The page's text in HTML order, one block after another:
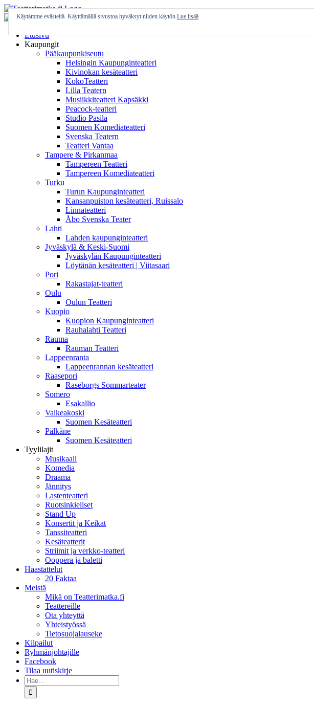
Skip
to
Etusivu
Kaupungit
Pääkaupunkiseutu
Helsingin Kaupunginteatteri
Kivinokan kesäteatteri
KokoTeatteri
Lilla Teatern
Musiikkiteatteri Kapsäkki
Peacock-teatteri
Studio Pasila
Suomen Komediateatteri
Svenska Teatern
Teatteri Vantaa
Tampere & Pirkanmaa
Tampereen Teatteri
Tampereen Komediateatteri
Turku
Turun Kaupunginteatteri
Kansanpuiston kesäteatteri, Ruissalo
Linnateatteri
Åbo Svenska Teater
Lahti
Lahden kaupunginteatteri
Jyväskylä & Keski-Suomi
Jyväskylän Kaupunginteatteri
Löytänän kesäteatteri | Viitasaari
Pori
Rakastajat-teatteri
Oulu
Oulun Teatteri
Kuopio
Kuopion Kaupunginteatteri
Rauhalahti Teatteri
Rauma
Rauman Teatteri
Lappeenranta
Lappeenrannan kesäteatteri
Raasepori
Raseborgs Sommarteater
Somero
Esakallio
Valkeakoski
Suomen Kesäteatteri
Pälkäne
Suomen Kesäteatteri
Tyylilajit
Musikaali
Komedia
Draama
Jännitys
Lastenteatteri
Ruotsinkieliset
Stand Up
Konsertit ja Keikat
Tanssiteatteri
Kesäteatterit
Striimit ja verkko-teatteri
Ooppera ja baletti
Haastattelut
20 Faktaa
Meistä
Mikä on Teatterimatka.fi
Teattereille
Ota yhteyttä
Yhteistyössä
Tietosuojalauseke
Kilpailut
Ryhmänjohtajille
Facebook
Tilaa uutiskirje
Etsi
...
Käytämme evästeitä. Käyttämällä sivustoa hyväksyt niiden käytön Lue lisää